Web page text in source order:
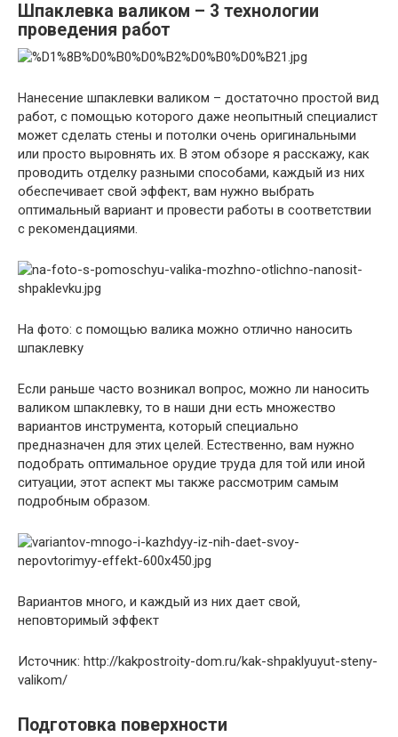
Шпаклевка валиком – 3 технологии
проведения работ
Нанесение шпаклевки валиком – достаточно простой вид
работ, с помощью которого даже неопытный специалист
может сделать стены и потолки очень оригинальными
или просто выровнять их. В этом обзоре я расскажу, как
проводить отделку разными способами, каждый из них
обеспечивает свой эффект, вам нужно выбрать
оптимальный вариант и провести работы в соответствии
с рекомендациями.
На фото: с помощью валика можно отлично наносить
шпаклевку
Если раньше часто возникал вопрос, можно ли наносить
валиком шпаклевку, то в наши дни есть множество
вариантов инструмента, который специально
предназначен для этих целей. Естественно, вам нужно
подобрать оптимальное орудие труда для той или иной
ситуации, этот аспект мы также рассмотрим самым
подробным образом.
Вариантов много, и каждый из них дает свой,
неповторимый эффект
Источник: http://kakpostroity-dom.ru/kak-shpaklyuyut-steny-
valikom/
Подготовка поверхности